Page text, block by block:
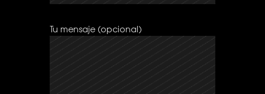
Tu mensaje (opcional)